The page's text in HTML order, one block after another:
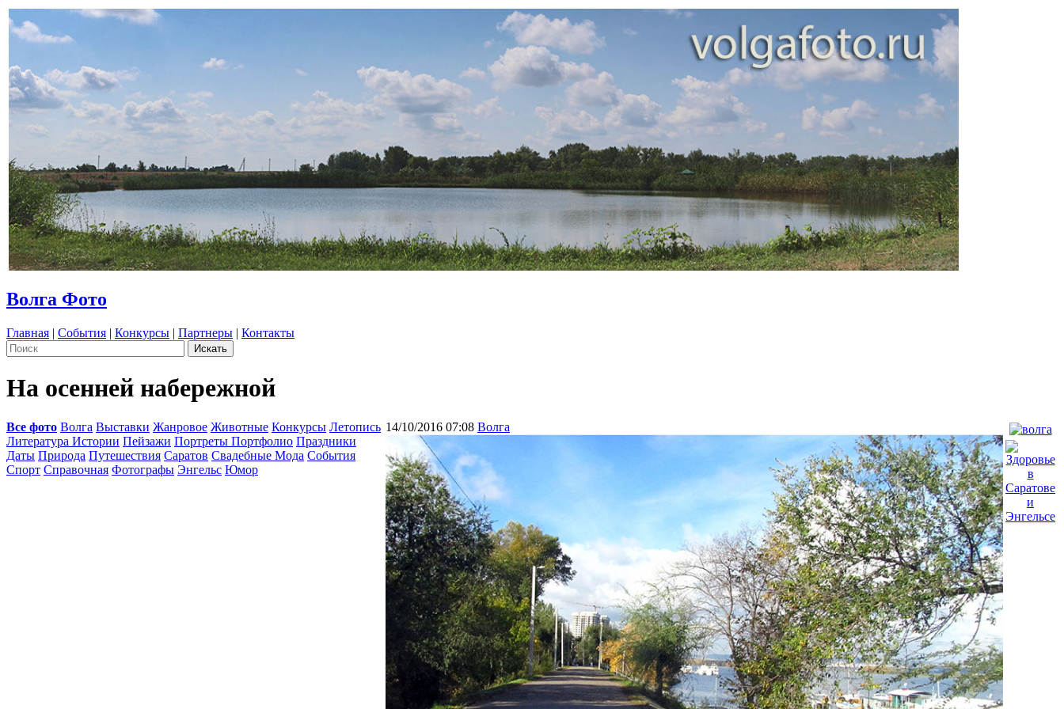
Волга Фото
Главная | События | Конкурсы | Партнеры | Контакты
На осенней набережной
Все фото Волга Выставки Жанровое Животные Конкурсы Летопись
Литература Истории Пейзажи Портреты Портфолио Праздники
Даты Природа Путешествия Саратов Свадебные Мода События
Спорт Справочная Фотографы Энгельс Юмор
14/10/2016 07:08 Волга